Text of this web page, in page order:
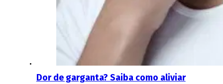
Dor de garganta? Saiba como aliviar